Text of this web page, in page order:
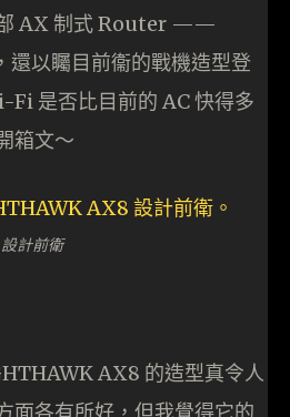
部 AX 制式 Router ——
以矚目前衞的戰機造型登
Fi 是否比目前的 AC 快得多
箱文～
計前衛
AX8 的造型真令人